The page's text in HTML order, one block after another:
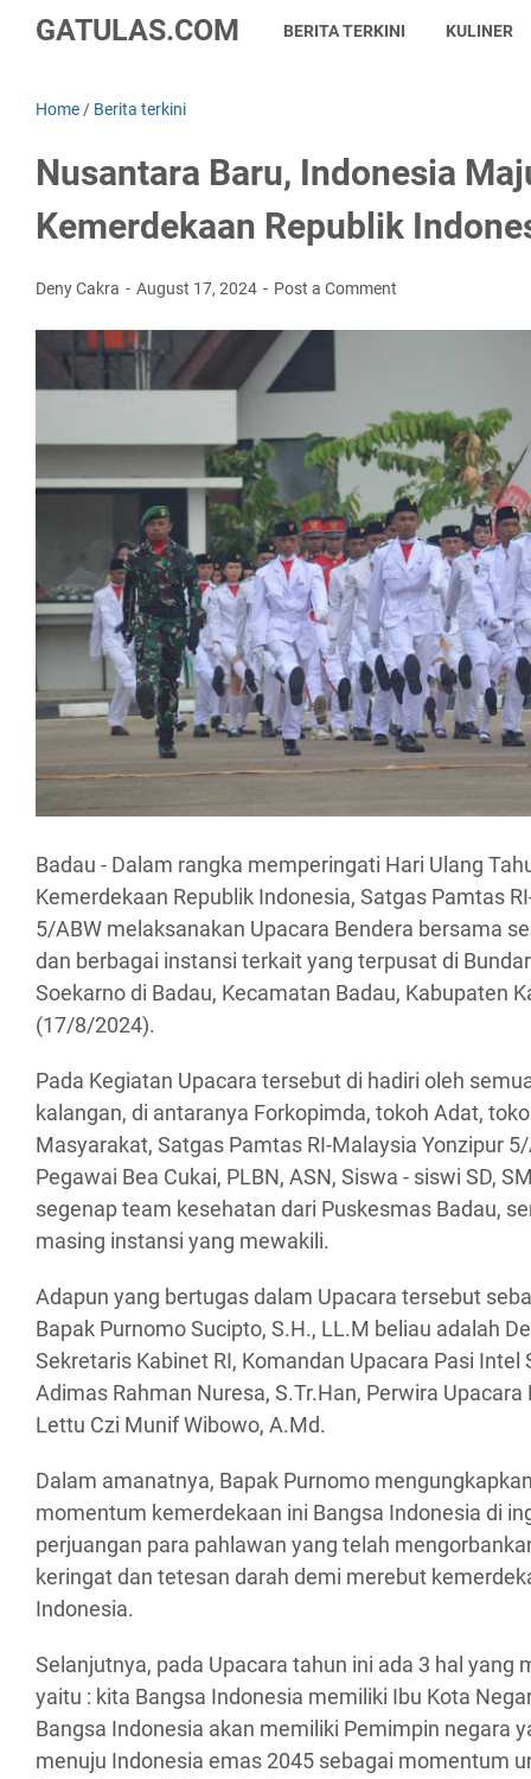
GATULAS.COM BERITA TERKINI KULINER
Home / Berita terkini
Nusantara Baru, Indonesia
Kemerdekaan Republik
Deny Cakra August 17, 2024 Post a Comment
Badau - Dalam rangka memperingati Hari Ulang
Kemerdekaan Republik Indonesia, Satgas Pamtas
5/ABW melaksanakan Upacara Bendera bersama
dan berbagai instansi terkait yang terpusat di
Soekarno di Badau, Kecamatan Badau, Kabupaten
(17/8/2024).
Pada Kegiatan Upacara tersebut di hadiri oleh
kalangan, di antaranya Forkopimda, tokoh Adat,
Masyarakat, Satgas Pamtas RI-Malaysia Yonzipur
Pegawai Bea Cukai, PLBN, ASN, Siswa - siswi SD,
segenap team kesehatan dari Puskesmas Badau,
masing instansi yang mewakili.
Adapun yang bertugas dalam Upacara tersebut
Bapak Purnomo Sucipto, S.H., LL.M beliau adalah
Sekretaris Kabinet RI, Komandan Upacara Pasi
Adimas Rahman Nuresa, S.Tr.Han, Perwira
Lettu Czi Munif Wibowo, A.Md.
Dalam amanatnya, Bapak Purnomo
momentum kemerdekaan ini Bangsa Indonesia di
perjuangan para pahlawan yang telah
keringat dan tetesan darah demi merebut
Indonesia.
Selanjutnya, pada Upacara tahun ini ada 3 hal yang
yaitu : kita Bangsa Indonesia memiliki Ibu Kota
Bangsa Indonesia akan memiliki Pemimpin negara
menuju Indonesia emas 2045 sebagai momentum